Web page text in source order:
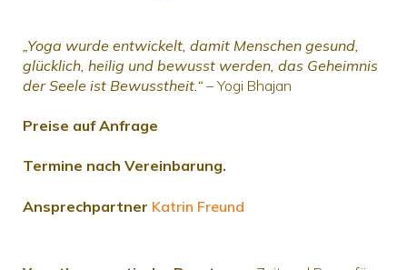
„Yoga wurde entwickelt, damit Menschen gesund,
glücklich, heilig und bewusst werden, das Geheimnis
der Seele ist Bewusstheit.“ – Yogi Bhajan
Preise auf Anfrage
Termine nach Vereinbarung.
Ansprechpartner Katrin Freund